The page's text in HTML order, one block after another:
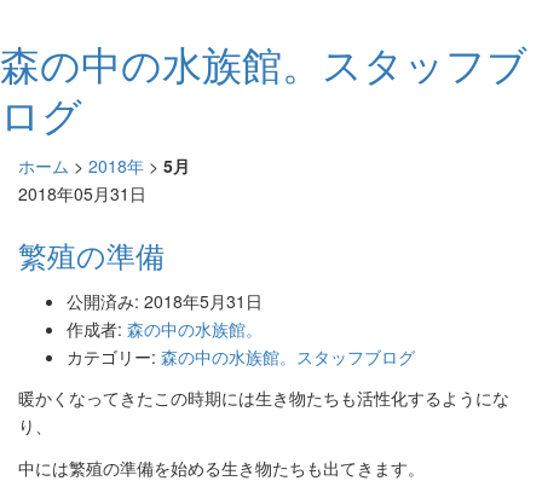
森の中の水族館。スタッフブ
ログ
ホーム > 2018年 > 5月
2018年05月31日
繁殖の準備
公開済み: 2018年5月31日
作成者: 森の中の水族館。
カテゴリー: 森の中の水族館。スタッフブログ
暖かくなってきたこの時期には生き物たちも活性化するようにな
り 、
中には繁殖の準備を始める生き物たちも出てきます。